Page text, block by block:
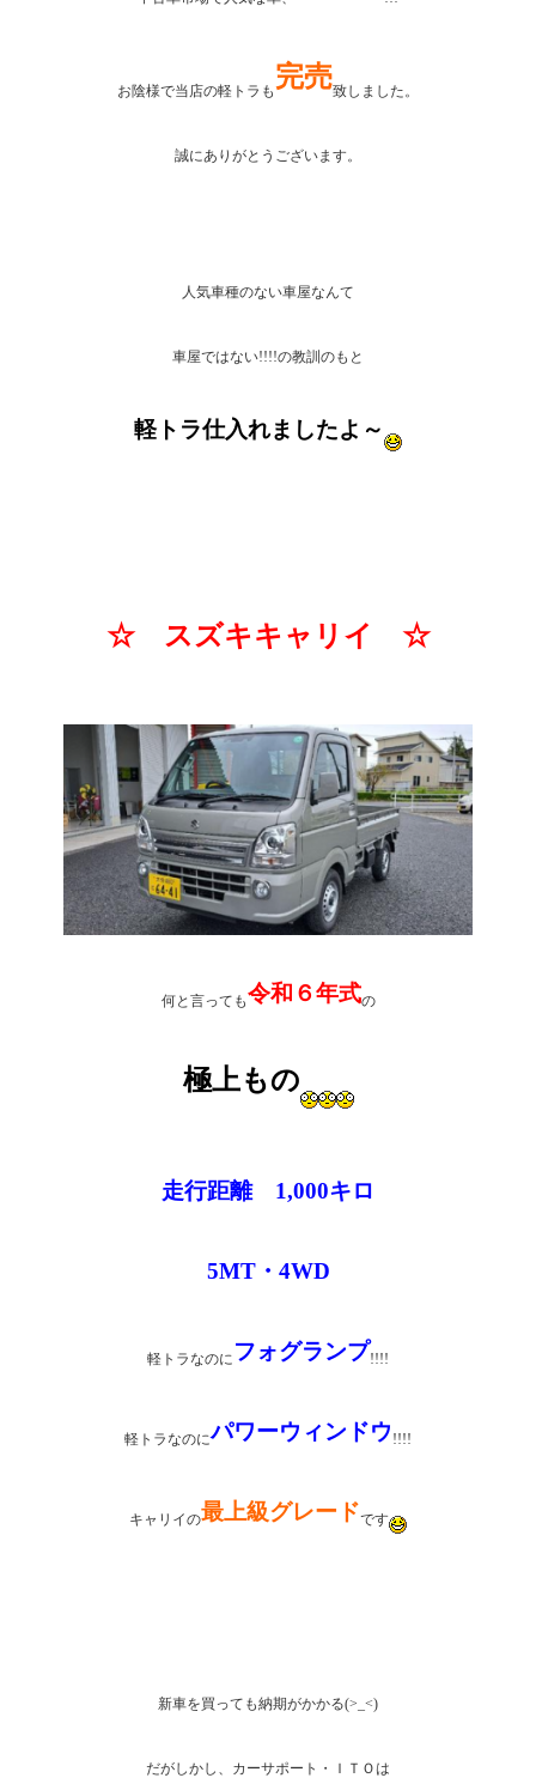
お陰様で当店の軽トラも 完売致しました。
誠にありがとうございます。
人気車種のない車屋なんて
車屋ではない!!!!の教訓のもと
軽トラ仕入れましたよ～
☆ スズキキャリイ ☆
何と言っても令和６年式の
極上もの
走行距離 1,000キロ
5MT・4WD
軽トラなのに フォグランプ!!!!
軽トラなのにパワーウィンドウ !!!!
キャリイの最上級グレードです
新車を買っても納期がかかる(>_<)
だがしかし、カーサポート・ＩＴＯは